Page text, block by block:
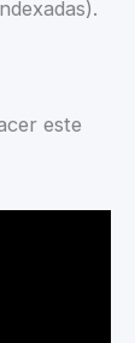
este